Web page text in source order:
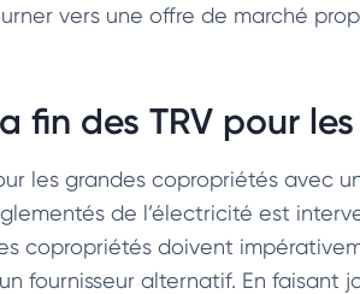
vers une offre de marché
fin des TRV pour
les grandes copropriétés avec
de l’électricité est
copropriétés doivent
fournisseur alternatif. En